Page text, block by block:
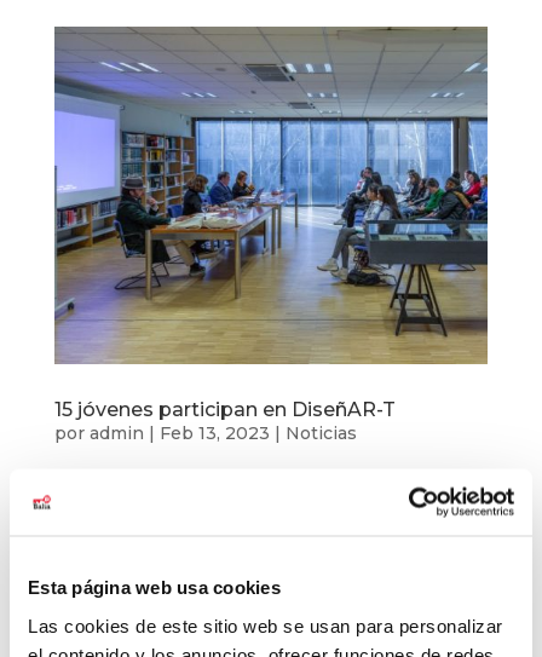
Esta página web usa cookies
Las cookies de este sitio web se usan para personalizar
15 jóvenes participan en DiseñAR-T
por admin | Feb 13, 2023 | Noticias
Una nueva oportunidad para 15 jóvenes de Balia
que están participando en DiseñAR-T. Un
museos, favorecer su desarrollo personal y
fomentar orientaciones profesionales....